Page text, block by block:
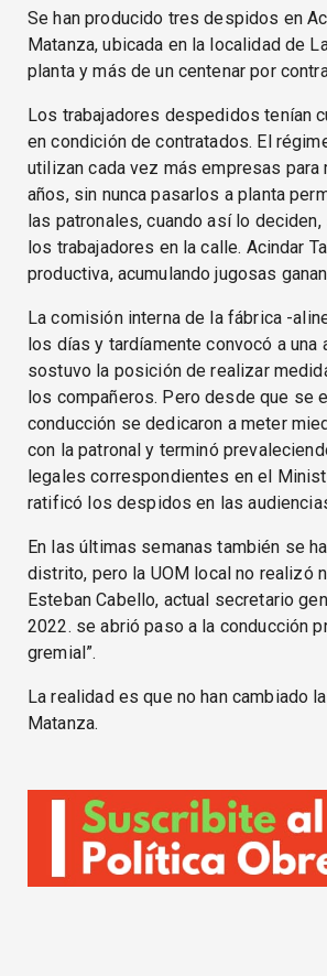
Se han producido tres despidos en
Matanza, ubicada en la localidad de
planta y más de un centenar por
Los trabajadores despedidos tenían
en condición de contratados. El
utilizan cada vez más empresas para
años, sin nunca pasarlos a planta
las patronales, cuando así lo
los trabajadores en la calle. Acindar
productiva, acumulando jugosas
La comisión interna de la fábrica -
los días y tardíamente convocó a
sostuvo la posición de realizar
los compañeros. Pero desde que se
conducción se dedicaron a meter
con la patronal y terminó
legales correspondientes en el
ratificó los despidos en las
En las últimas semanas también se
distrito, pero la UOM local no realizó
Esteban Cabello, actual secretario
2022. se abrió paso a la conducción
gremial”.
La realidad es que no han cambiado
Matanza.